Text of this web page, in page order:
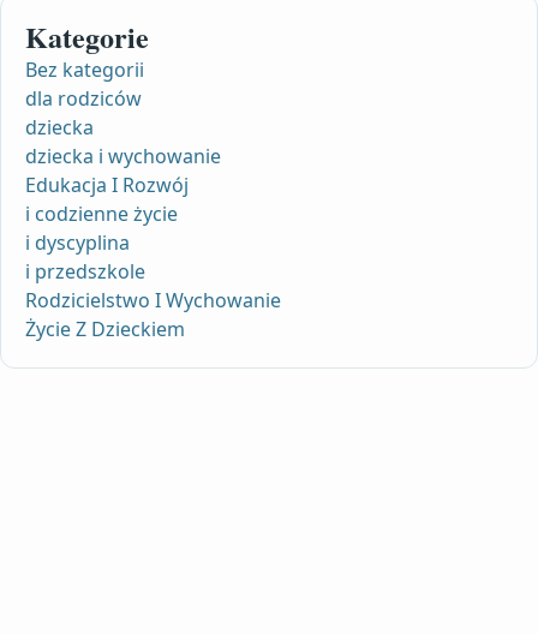
Kategorie
Bez kategorii
dla rodziców
dziecka
dziecka i wychowanie
Edukacja I Rozwój
i codzienne życie
i dyscyplina
i przedszkole
Rodzicielstwo I Wychowanie
Życie Z Dzieckiem